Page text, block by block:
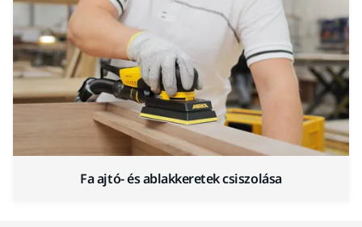
Fa ajtó- és ablakkeretek csiszolása